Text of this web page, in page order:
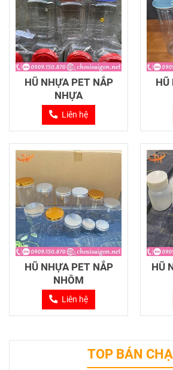
HŨ NHỰA PET NẮP
NHỰA
Liên hệ
HŨ
HŨ NHỰA PET NẮP
NHÔM
Liên hệ
HŨ
TOP BÁN